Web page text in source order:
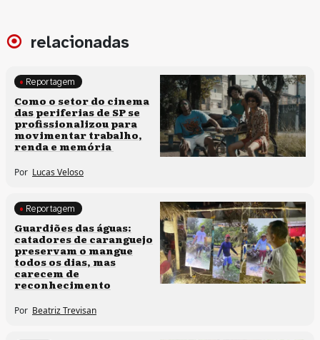
relacionadas
Políticas culturais
Reportagem
Como o setor do cinema
das periferias de SP se
profissionalizou para
movimentar trabalho,
renda e memória
Por Lucas Veloso
Clima e cultura
Reportagem
Guardiões das águas:
catadores de caranguejo
preservam o mangue
todos os dias, mas
carecem de
reconhecimento
Por Beatriz Trevisan